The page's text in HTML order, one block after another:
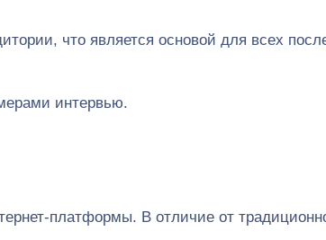
что является основой для всех
интервью.
платформы. В отличие от